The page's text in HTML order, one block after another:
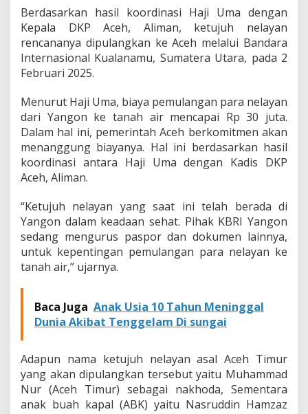
d
a
t
a
n
Berdasarkan hasil koordinasi Haji Uma dengan
Kepala DKP Aceh, Aliman, ketujuh nelayan
rencananya dipulangkan ke Aceh melalui Bandara
Internasional Kualanamu, Sumatera Utara, pada 2
Februari 2025.
Menurut Haji Uma, biaya pemulangan para nelayan
dari Yangon ke tanah air mencapai Rp 30 juta.
Dalam hal ini, pemerintah Aceh berkomitmen akan
menanggung biayanya. Hal ini berdasarkan hasil
koordinasi antara Haji Uma dengan Kadis DKP
Aceh, Aliman.
“Ketujuh nelayan yang saat ini telah berada di
Yangon dalam keadaan sehat. Pihak KBRI Yangon
sedang mengurus paspor dan dokumen lainnya,
untuk kepentingan pemulangan para nelayan ke
tanah air,” ujarnya.
Baca Juga Anak Usia 10 Tahun Meninggal
Dunia Akibat Tenggelam Di sungai
Adapun nama ketujuh nelayan asal Aceh Timur
yang akan dipulangkan tersebut yaitu Muhammad
Nur (Aceh Timur) sebagai nakhoda, Sementara
anak buah kapal (ABK) yaitu Nasruddin Hamzaz